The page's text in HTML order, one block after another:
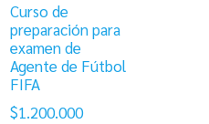
Curso de
preparación para
examen de
Agente de Fútbol
FIFA
$1.200.000